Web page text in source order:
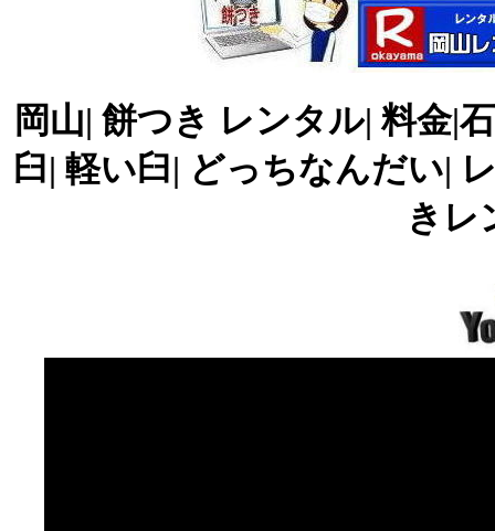
岡山| 餅つき レンタル| 料金|
臼| 軽い臼| どっちなんだい|
きレ